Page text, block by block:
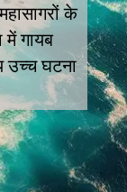
के
में गायब
उच्च घटना